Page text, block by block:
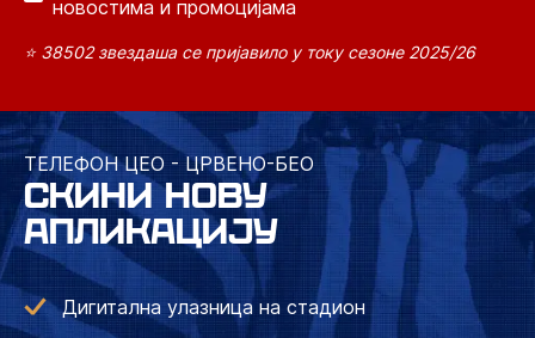
новостима и промоцијама
⭐ 38502 звездаша се пријавило у току сезоне 2025/26
ТЕЛЕФОН ЦЕО - ЦРВЕНО-БЕО
СКИНИ НОВУ
АПЛИКАЦИЈУ
Дигитална улазница на стадион